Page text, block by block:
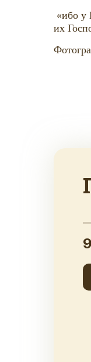
«ибо у
их